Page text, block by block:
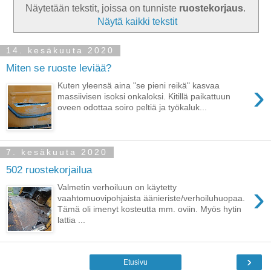
Näytetään tekstit, joissa on tunniste ruostekorjaus.
Näytä kaikki tekstit
14. kesäkuuta 2020
Miten se ruoste leviää?
›
Kuten yleensä aina "se pieni reikä" kasvaa
massiivisen isoksi onkaloksi. Kitillä paikattuun
oveen odottaa soiro peltiä ja työkaluk...
7. kesäkuuta 2020
502 ruostekorjailua
›
Valmetin verhoiluun on käytetty
vaahtomuovipohjaista äänieriste/verhoiluhuopaa.
Tämä oli imenyt kosteutta mm. oviin. Myös hytin
lattia ...
›
Etusivu